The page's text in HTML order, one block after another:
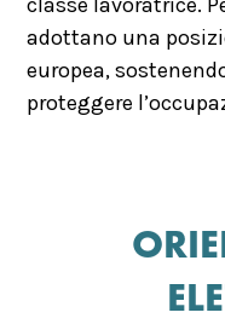
adottano una
europea,
proteggere